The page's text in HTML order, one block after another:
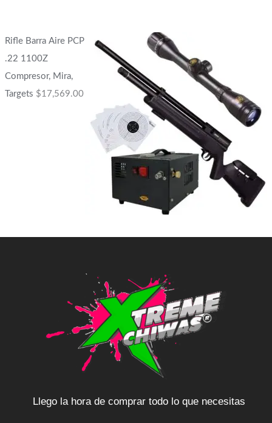
Rifle Barra Aire PCP
.22 1100Z
Compresor, Mira,
Targets $17,569.00
Llego la hora de comprar todo lo que necesitas